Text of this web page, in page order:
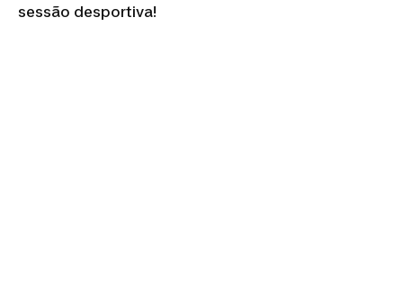
sessão desportiva!